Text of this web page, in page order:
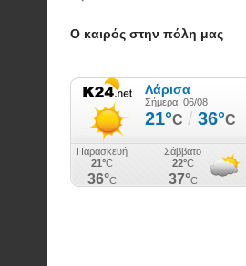
Ο καιρός στην πόλη μας